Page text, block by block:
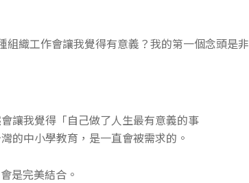
織工作會讓我覺得有意義？我的第一個念頭是非
讓我覺得「自己做了人生最有意義的事
的中小學教育，是一直會被需求的。
是完美結合。